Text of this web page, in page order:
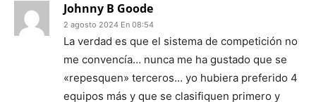
Johnny B Goode
2 agosto 2024 En 08:54
La verdad es que el sistema de competición no
me convencía… nunca me ha gustado que se
«repesquen» terceros… yo hubiera preferido 4
equipos más y que se clasifiquen primero y